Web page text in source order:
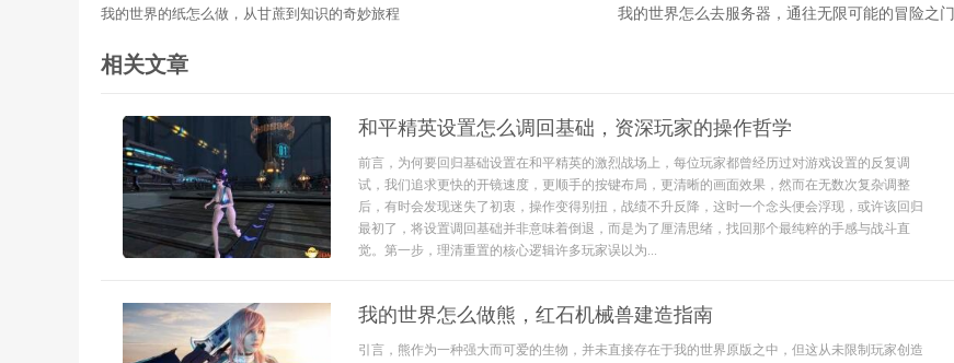
我的世界的纸怎么做，从甘蔗到知识的奇妙旅程 我的世界怎么去服务器，通往无限可能的冒险之门
相关文章
和平精英设置怎么调回基础，资深玩家的操作哲学
前言，为何要回归基础设置在和平精英的激烈战场上，每位玩家都曾经历过对游戏设置的反复调
试，我们追求更快的开镜速度，更顺手的按键布局，更清晰的画面效果，然而在无数次复杂调整
后，有时会发现迷失了初衷，操作变得别扭，战绩不升反降，这时一个念头便会浮现，或许该回归
最初了，将设置调回基础并非意味着倒退，而是为了厘清思绪，找回那个最纯粹的手感与战斗直
觉。第一步，理清重置的核心逻辑许多玩家误以为...
我的世界怎么做熊，红石机械兽建造指南
引言，熊作为一种强大而可爱的生物，并未直接存在于我的世界原版之中，但这从未限制玩家创造